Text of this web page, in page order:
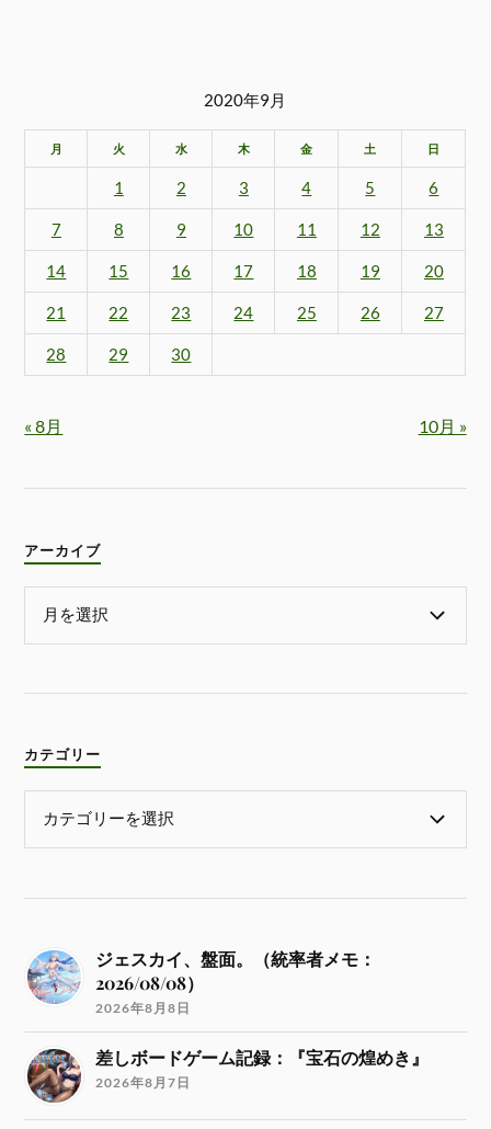
2020年9月
月 火 水 木 金 土 日
1 2 3 4 5 6
7 8 9 10 11 12 13
14 15 16 17 18 19 20
21 22 23 24 25 26 27
28 29 30
« 8月 10月 »
アーカイブ
カテゴリー
ジェスカイ、盤面。（統率者メモ：
2026/08/08）
2026年8月8日
差しボードゲーム記録：『宝石の煌めき』
2026年8月7日